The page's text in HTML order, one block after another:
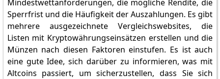
Mindestwettanforderungen, die mögliche Rendite, die
Sperrfrist und die Häufigkeit der Auszahlungen. Es gibt
mehrere ausgezeichnete Vergleichswebsites, die
Listen mit Kryptowährungseinsätzen erstellen und die
Münzen nach diesen Faktoren einstufen. Es ist auch
eine gute Idee, sich darüber zu informieren, was mit
Altcoins passiert, um sicherzustellen, dass Sie sich